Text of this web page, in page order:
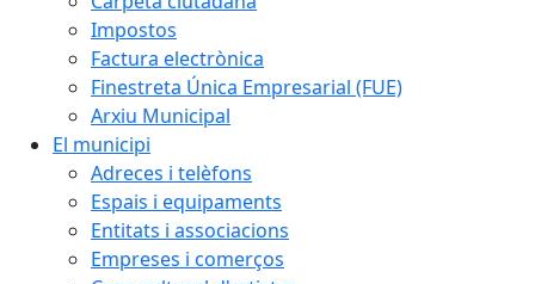
Impostos
Factura electrònica
Finestreta Única Empresarial (FUE)
Arxiu Municipal
El municipi
Adreces i telèfons
Espais i equipaments
Entitats i associacions
Empreses i comerços